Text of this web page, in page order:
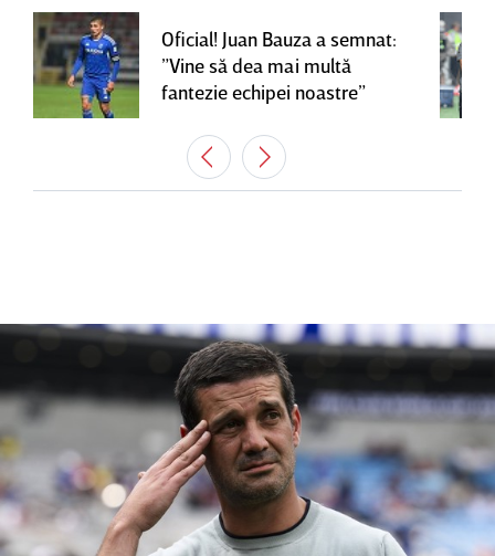
Oficial! Juan Bauza a semnat:
”Vine să dea mai multă
fantezie echipei noastre”